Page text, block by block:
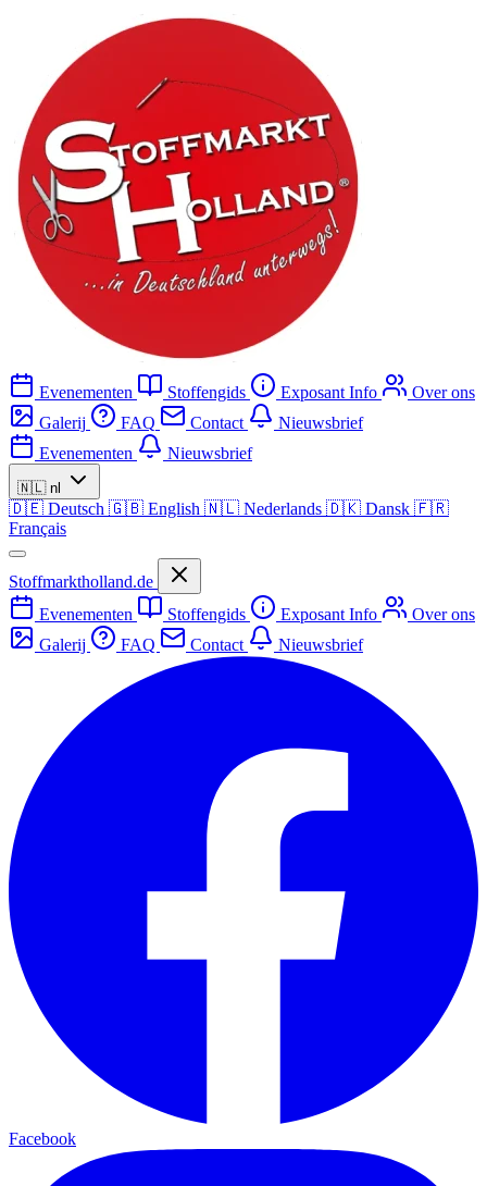
Evenementen Stoffengids Exposant Info
Over ons
Galerij
FAQ Contact
Nieuwsbrief
Evenementen
Nieuwsbrief
🇳🇱 nl
🇩🇪 Deutsch 🇬🇧 English 🇳🇱 Nederlands 🇩🇰 Dansk 🇫🇷
Français
Stoffmarktholland.de
Evenementen
Stoffengids Exposant Info
Over ons
Galerij
FAQ Contact Nieuwsbrief
Facebook